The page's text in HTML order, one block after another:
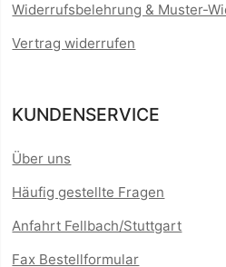
Widerrufsbelehrung & Muster-
Vertrag widerrufen
KUNDENSERVICE
Über uns
Häufig gestellte Fragen
Anfahrt Fellbach/Stuttgart
Fax Bestellformular